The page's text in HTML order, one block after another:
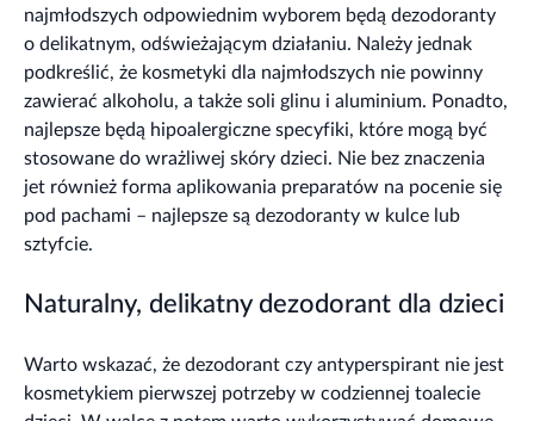
najmłodszych odpowiednim wyborem będą dezodoranty
o delikatnym, odświeżającym działaniu. Należy jednak
podkreślić, że kosmetyki dla najmłodszych nie powinny
zawierać alkoholu, a także soli glinu i aluminium. Ponadto,
najlepsze będą hipoalergiczne specyfiki, które mogą być
stosowane do wrażliwej skóry dzieci. Nie bez znaczenia
jet również forma aplikowania preparatów na pocenie się
pod pachami – najlepsze są dezodoranty w kulce lub
sztyfcie.
Naturalny, delikatny dezodorant dla dzieci
Warto wskazać, że dezodorant czy antyperspirant nie jest
kosmetykiem pierwszej potrzeby w codziennej toalecie